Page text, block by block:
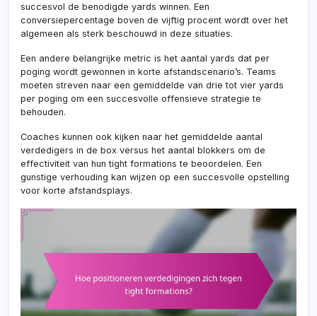
succesvol de benodigde yards winnen. Een
conversiepercentage boven de vijftig procent wordt over het
algemeen als sterk beschouwd in deze situaties.
Een andere belangrijke metric is het aantal yards dat per
poging wordt gewonnen in korte afstandscenario’s. Teams
moeten streven naar een gemiddelde van drie tot vier yards
per poging om een succesvolle offensieve strategie te
behouden.
Coaches kunnen ook kijken naar het gemiddelde aantal
verdedigers in de box versus het aantal blokkers om de
effectiviteit van hun tight formations te beoordelen. Een
gunstige verhouding kan wijzen op een succesvolle opstelling
voor korte afstandsplays.